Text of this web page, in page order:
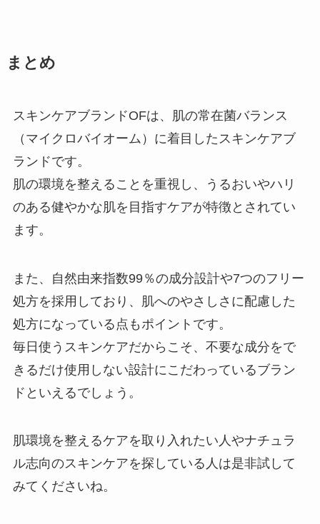
まとめ
スキンケアブランドOFは、肌の常在菌バランス
（マイクロバイオーム）に着目したスキンケアブ
ランドです。
肌の環境を整えることを重視し、うるおいやハリ
のある健やかな肌を目指すケアが特徴とされてい
ます。
また、自然由来指数99％の成分設計や7つのフリー
処方を採用しており、肌へのやさしさに配慮した
処方になっている点もポイントです。
毎日使うスキンケアだからこそ、不要な成分をで
きるだけ使用しない設計にこだわっているブラン
ドといえるでしょう。
肌環境を整えるケアを取り入れたい人やナチュラ
ル志向のスキンケアを探している人は是非試して
みてくださいね。